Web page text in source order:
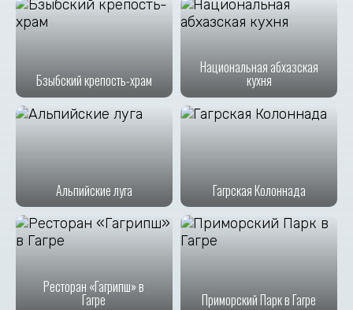
Бзыбский крепость-храм
Национальная абхазская
кухня
Альпийские луга Гагрская Колоннада
Ресторан «Гагрипш» в
Гагре Приморский Парк в Гагре